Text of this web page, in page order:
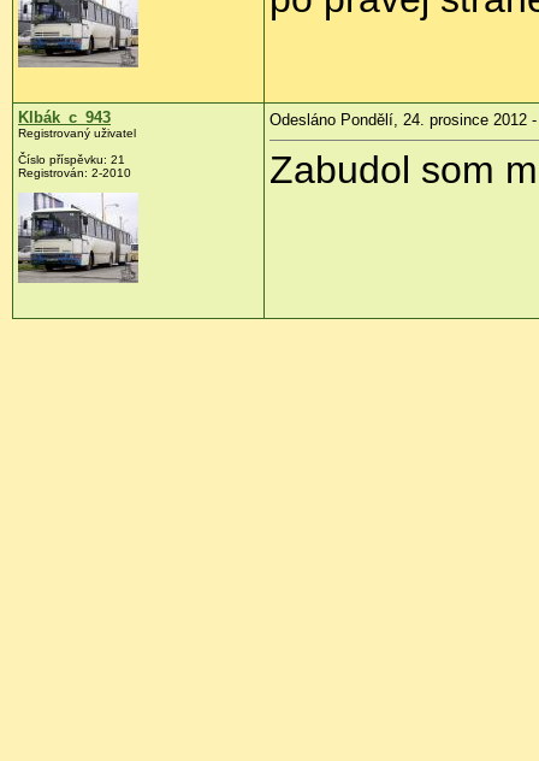
Klbák_c_943
Registrovaný uživatel
Číslo příspěvku: 21
Registrován: 2-2010
Odesláno Pondělí, 24. prosince 2012
Zabudol som